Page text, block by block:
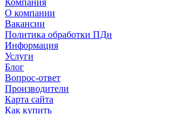
О компании
Вакансии
Политика обработки ПДн
Информация
Услуги
Блог
Вопрос-ответ
Производители
Карта сайта
Как купить